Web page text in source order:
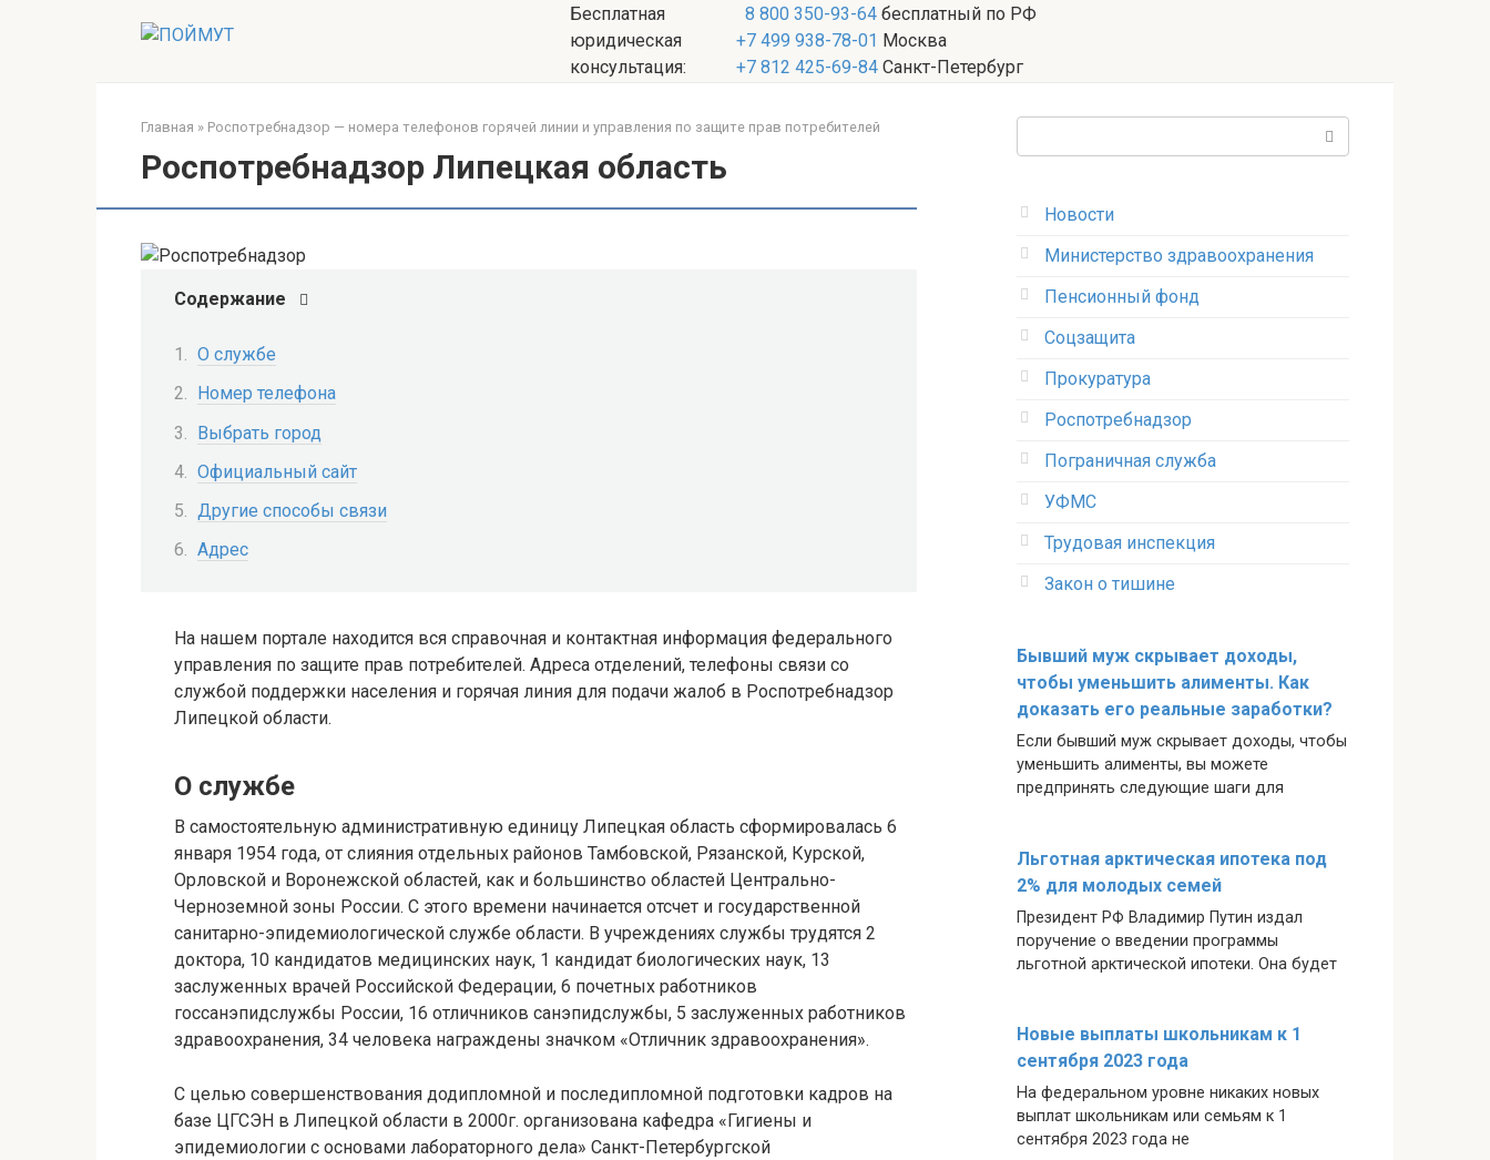
Бесплатная
юридическая
консультация:
8 800 350-93-64бесплатный по РФ
+7 499 938-78-01 Москва
+7 812 425-69-84Санкт-Петербург
Главная » Роспотребнадзор — номера телефонов горячей линии и управления по защите прав потребителей
Роспотребнадзор Липецкая область
Содержание
О службе
Номер телефона
Выбрать город
Официальный сайт
Другие способы связи
Адрес
На нашем портале находится вся справочная и контактная информация федерального
управления по защите прав потребителей. Адреса отделений, телефоны связи со
службой поддержки населения и горячая линия для подачи жалоб в Роспотребнадзор
Липецкой области.
О службе
В самостоятельную административную единицу Липецкая область сформировалась 6
января 1954 года, от слияния отдельных районов Тамбовской, Рязанской, Курской,
Орловской и Воронежской областей, как и большинство областей Центрально-
Черноземной зоны России. С этого времени начинается отсчет и государственной
санитарно-эпидемиологической службе области. В учреждениях службы трудятся 2
доктора, 10 кандидатов медицинских наук, 1 кандидат биологических наук, 13
заслуженных врачей Российской Федерации, 6 почетных работников
госсанэпидслужбы России, 16 отличников санэпидслужбы, 5 заслуженных работников
здравоохранения, 34 человека награждены значком «Отличник здравоохранения».
С целью совершенствования додипломной и последипломной подготовки кадров на
базе ЦГСЭН в Липецкой области в 2000г. организована кафедра «Гигиены и
эпидемиологии с основами лабораторного дела» Санкт-Петербургской
Новости
Министерство здравоохранения
Пенсионный фонд
Соцзащита
Прокуратура
Роспотребнадзор
Пограничная служба
УФМС
Трудовая инспекция
Закон о тишине
Бывший муж скрывает доходы,
чтобы уменьшить алименты. Как
доказать его реальные заработки?
Если бывший муж скрывает доходы, чтобы
уменьшить алименты, вы можете
предпринять следующие шаги для
Льготная арктическая ипотека под
2% для молодых семей
Президент РФ Владимир Путин издал
поручение о введении программы
льготной арктической ипотеки. Она будет
Новые выплаты школьникам к 1
сентября 2023 года
На федеральном уровне никаких новых
выплат школьникам или семьям к 1
сентября 2023 года не